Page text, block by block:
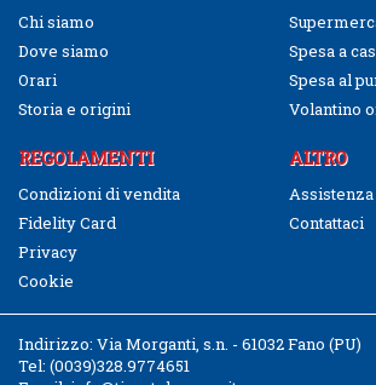
Chi siamo
Dove siamo
Orari
Storia e origini
Spesa a
Spesa al
Volantino
REGOLAMENTI
Condizioni di vendita
Fidelity Card
Privacy
Cookie
ALTRO
Assistenza
Contattaci
Indirizzo: Via Morganti, s.n. - 61032 Fano (PU)
Tel: (0039)328.9774651